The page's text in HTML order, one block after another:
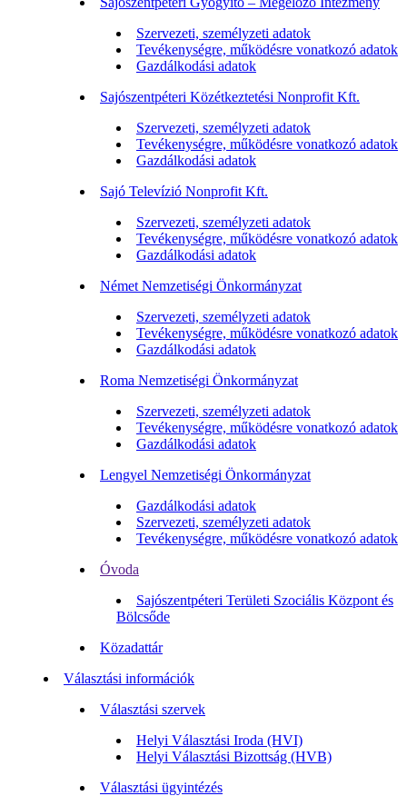
Szervezeti, személyzeti adatok
Tevékenységre, működésre vonatkozó adatok
Gazdálkodási adatok
Sajószentpéteri Közétkeztetési Nonprofit Kft.
Szervezeti, személyzeti adatok
Tevékenységre, működésre vonatkozó adatok
Gazdálkodási adatok
Sajó Televízió Nonprofit Kft.
Szervezeti, személyzeti adatok
Tevékenységre, működésre vonatkozó adatok
Gazdálkodási adatok
Német Nemzetiségi Önkormányzat
Szervezeti, személyzeti adatok
Tevékenységre, működésre vonatkozó adatok
Gazdálkodási adatok
Roma Nemzetiségi Önkormányzat
Szervezeti, személyzeti adatok
Tevékenységre, működésre vonatkozó adatok
Gazdálkodási adatok
Lengyel Nemzetiségi Önkormányzat
Gazdálkodási adatok
Szervezeti, személyzeti adatok
Tevékenységre, működésre vonatkozó adatok
Óvoda
Sajószentpéteri Területi Szociális Központ és
Bölcsőde
Közadattár
Választási információk
Választási szervek
Helyi Választási Iroda (HVI)
Helyi Választási Bizottság (HVB)
Választási ügyintézés